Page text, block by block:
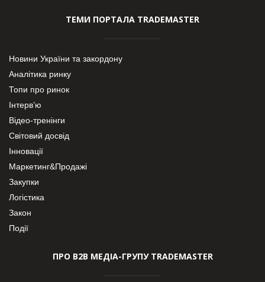
ТЕМИ ПОРТАЛА TRADEMASTER
Новини України та закордону
Аналітика ринку
Топи про ринок
Інтерв’ю
Відео-тренінги
Світовий досвід
Інновації
Маркетинг&Продажі
Закупки
Логістика
Закон
Події
ПРО В2В МЕДІА-ГРУПУ TRADEMASTER